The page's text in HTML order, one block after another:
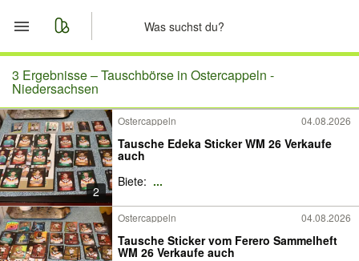
Start
Merkliste
Nachrichten
Anzeige aufgeben
3 Ergebnisse –Tauschbörse in Ostercappeln -
Niedersachsen
2
Ostercappeln 04.08.2026
Tausche Edeka Sticker WM 26 Verkaufe
auch
Biete: ...
Ostercappeln 04.08.2026
Tausche Sticker vom Ferero Sammelheft
WM 26 Verkaufe auch